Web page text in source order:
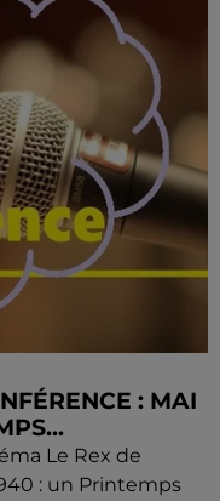
: MAI
Le Rex de
: un Printemps